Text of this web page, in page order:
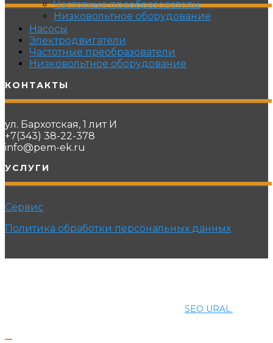
Частотные преобразователи
Низковольтное оборудование
Насосы
Электродвигатели
Частотные преобразователи
Низковольтное оборудование
КОНТАКТЫ
ул. Бархотская, 1 лит И
+7(343) 38-22-378
info@pem-ek.ru
УСЛУГИ
Сервис
Политика обработки персональных данных
SEO URAL.